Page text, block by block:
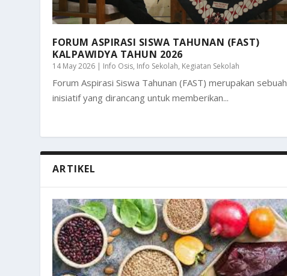
FORUM ASPIRASI SISWA TAHUNAN (FAST)
KALPAWIDYA TAHUN 2026
14 May 2026 | Info Osis, Info Sekolah, Kegiatan Sekolah
Forum Aspirasi Siswa Tahunan (FAST) merupakan sebuah
inisiatif yang dirancang untuk memberikan...
ARTIKEL